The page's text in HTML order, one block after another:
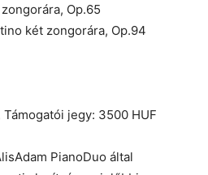
Op.65
két zongorára, Op.94
jegy: 3500 HUF
PianoDuo által